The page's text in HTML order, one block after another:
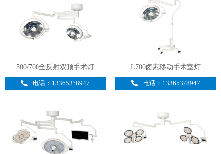
500/700全反射双顶手术灯
电话：13365378947
L700卤素移动手术室灯
电话：13365378947